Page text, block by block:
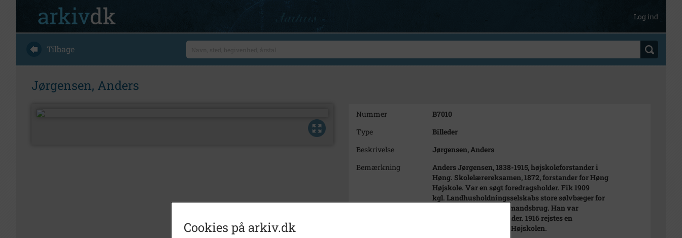
Log ind
Tilbage
Jørgensen, Anders
Nummer
B7010
Type
Billeder
Beskrivelse
Jørgensen, Anders
Bemærkning
Anders Jørgensen, 1838-1915, højskoleforstander i
Høng. Skolelærereksamen, 1872, forstander for Høng
Højskole. Var en søgt foredragsholder. Fik 1909
kgl. Landhusholdningsselskabs store sølvbæger for
sine fortjenester af husmandsbrug. Han var
"husmandsrejsernes" fader. 1916 rejstes en
mindesten for ham ved Højskolen.
Cookies på arkiv.dk